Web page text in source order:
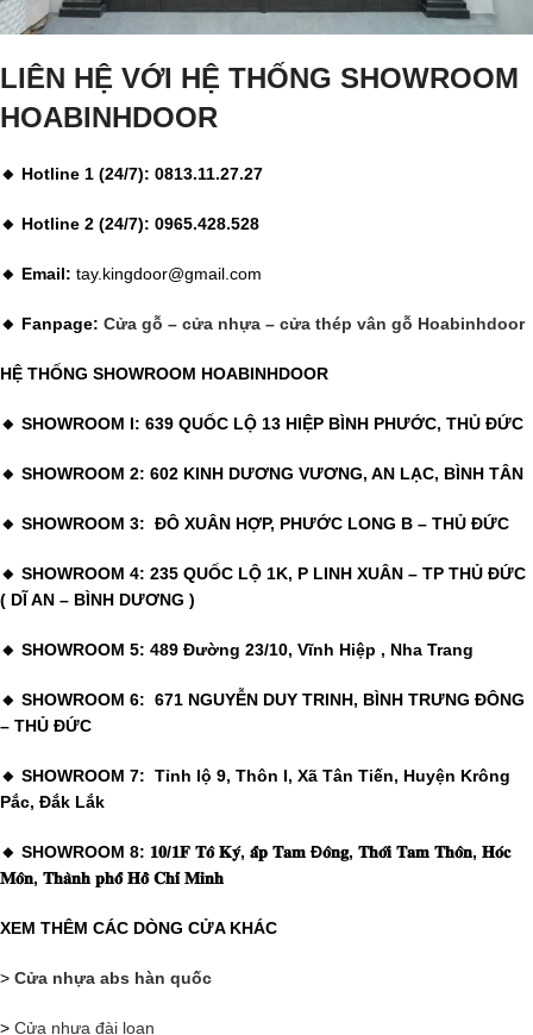
LIÊN HỆ VỚI HỆ THỐNG SHOWROOM
HOABINHDOOR
🔸 Hotline 1 (24/7): 0813.11.27.27
🔸 Hotline 2 (24/7): 0965.428.528
🔸 Email: tay.kingdoor@gmail.com
🔸 Fanpage: Cửa gỗ – cửa nhựa – cửa thép vân gỗ Hoabinhdoor
HỆ THỐNG SHOWROOM HOABINHDOOR
🔸 SHOWROOM I: 639 QUỐC LỘ 13 HIỆP BÌNH PHƯỚC, THỦ ĐỨC
🔸 SHOWROOM 2: 602 KINH DƯƠNG VƯƠNG, AN LẠC, BÌNH TÂN
🔸 SHOWROOM 3: ĐÔ XUÂN HỢP, PHƯỚC LONG B – THỦ ĐỨC
🔸 SHOWROOM 4: 235 QUỐC LỘ 1K, P LINH XUÂN – TP THỦ ĐỨC
( DĨ AN – BÌNH DƯƠNG )
🔸 SHOWROOM 5: 489 Đường 23/10, Vĩnh Hiệp , Nha Trang
🔸 SHOWROOM 6: 671 NGUYỄN DUY TRINH, BÌNH TRƯNG ĐÔNG
– THỦ ĐỨC
🔸 SHOWROOM 7: Tỉnh lộ 9, Thôn I, Xã Tân Tiến, Huyện Krông
Pắc, Đắk Lắk
🔸 SHOWROOM 8: 𝟏𝟎/𝟏𝐅 𝐓𝐨̂ 𝐊𝐲́, 𝐚̂́𝐩 𝐓𝐚𝐦 Đ𝐨̂𝐧𝐠, 𝐓𝐡𝐨̛́𝐢 𝐓𝐚𝐦 𝐓𝐡𝐨̂𝐧, 𝐇𝐨́𝐜
𝐌𝐨̂𝐧, 𝐓𝐡𝐚̀𝐧𝐡 𝐩𝐡𝐨̂́ 𝐇𝐨̂̀ 𝐂𝐡𝐢́ 𝐌𝐢𝐧𝐡
XEM THÊM CÁC DÒNG CỬA KHÁC
> Cửa nhựa abs hàn quốc
> Cửa nhựa đài loan